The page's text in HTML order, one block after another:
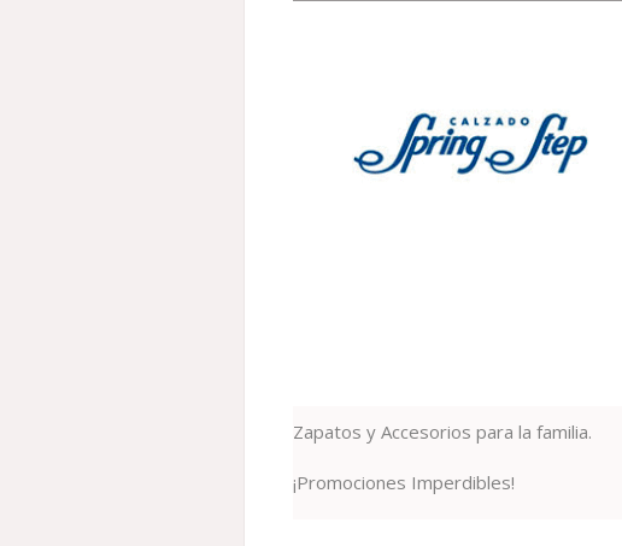
Zapatos y Accesorios para la familia.
¡Promociones Imperdibles!